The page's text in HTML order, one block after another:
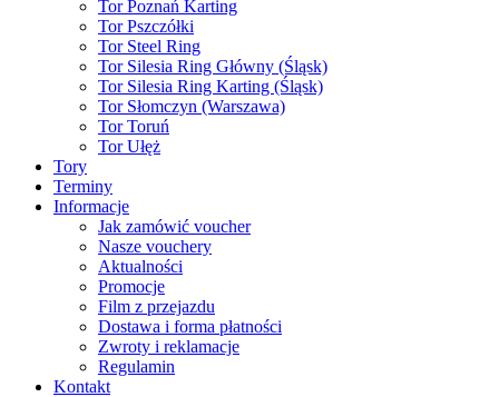
Tor Poznań Karting
Tor Pszczółki
Tor Steel Ring
Tor Silesia Ring Główny (Śląsk)
Tor Silesia Ring Karting (Śląsk)
Tor Słomczyn (Warszawa)
Tor Toruń
Tor Ułęż
Tory
Terminy
Informacje
Jak zamówić voucher
Nasze vouchery
Aktualności
Promocje
Film z przejazdu
Dostawa i forma płatności
Zwroty i reklamacje
Regulamin
Kontakt